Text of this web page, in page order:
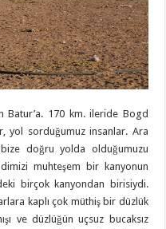
Batur’a. 170 km. ileride Bogd
yol sorduğumuz insanlar. Ara
doğru yolda olduğumuzu
muhteşem bir kanyonun
birçok kanyondan birisiydi.
kaplı çok müthiş bir düzlük
ve düzlüğün uçsuz bucaksız